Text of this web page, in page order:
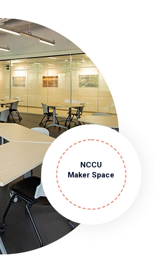
NCCU
Maker Space